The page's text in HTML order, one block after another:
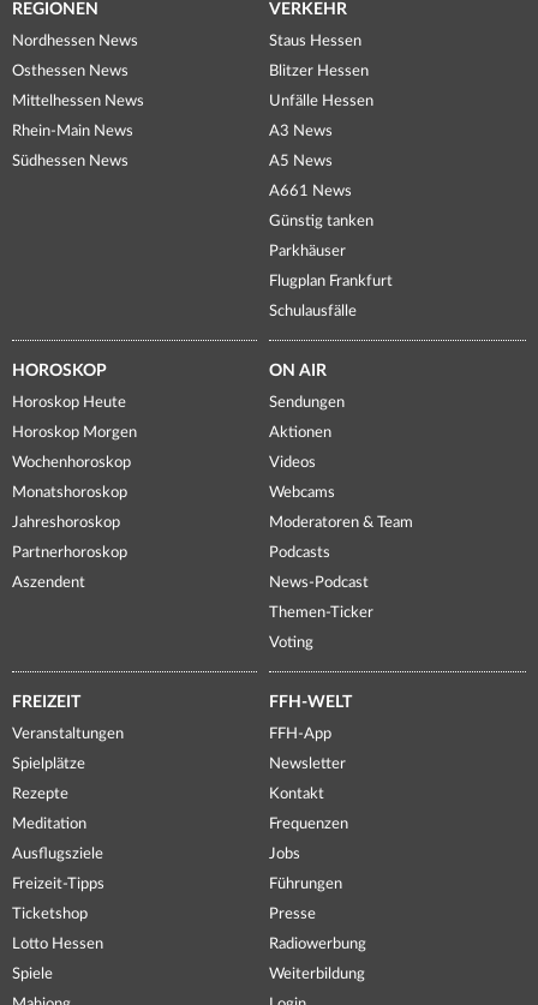
REGIONEN
Nordhessen News
Osthessen News
Mittelhessen News
Rhein-Main News
Südhessen News
VERKEHR
Staus Hessen
Blitzer Hessen
Unfälle Hessen
A3 News
A5 News
A661 News
Günstig tanken
Parkhäuser
Flugplan Frankfurt
Schulausfälle
HOROSKOP
Horoskop Heute
Horoskop Morgen
Wochenhoroskop
Monatshoroskop
Jahreshoroskop
Partnerhoroskop
Aszendent
ON AIR
Sendungen
Aktionen
Videos
Webcams
Moderatoren & Team
Podcasts
News-Podcast
Themen-Ticker
Voting
FREIZEIT
Veranstaltungen
Spielplätze
Rezepte
Meditation
Ausflugsziele
Freizeit-Tipps
Ticketshop
Lotto Hessen
Spiele
FFH-WELT
FFH-App
Newsletter
Kontakt
Frequenzen
Jobs
Führungen
Presse
Radiowerbung
Weiterbildung